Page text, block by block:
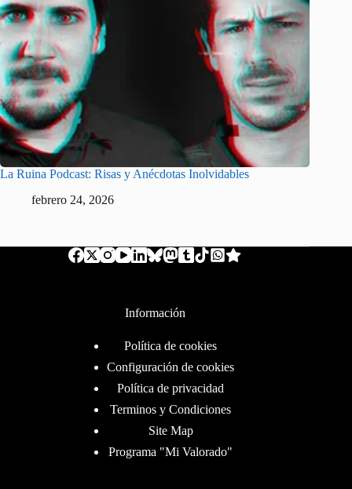
La Ruina Podcast: Risas y Anécdotas Inolvidables
febrero 24, 2026
Información
Política de cookies
Configuración de cookies
Política de privacidad
Terminos y Condiciones
Site Map
Programa "Mi Valorado"